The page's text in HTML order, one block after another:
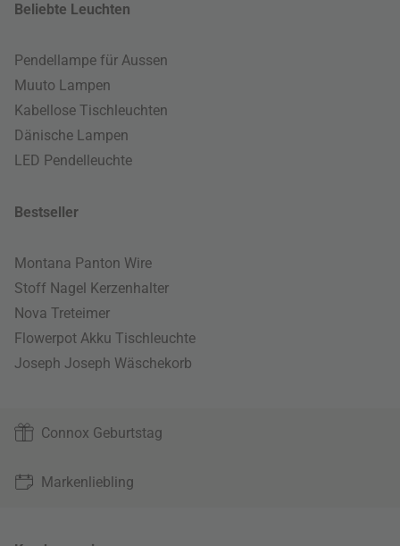
Beliebte Leuchten
Pendellampe für Aussen
Muuto Lampen
Kabellose Tischleuchten
Dänische Lampen
LED Pendelleuchte
Bestseller
Montana Panton Wire
Stoff Nagel Kerzenhalter
Nova Treteimer
Flowerpot Akku Tischleuchte
Joseph Joseph Wäschekorb
Connox Geburtstag
Markenliebling